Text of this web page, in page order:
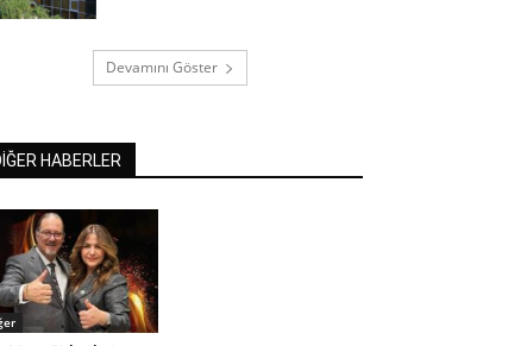
Devamını Göster
HABERLER